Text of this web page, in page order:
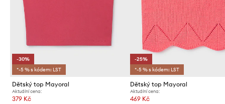
-30%
*-5 % s kódem: LST
Dětský top Mayoral
Aktuální cena:
379 Kč
-25%
*-5 % s kódem: LST
Dětský top Mayoral
Aktuální cena:
469 Kč